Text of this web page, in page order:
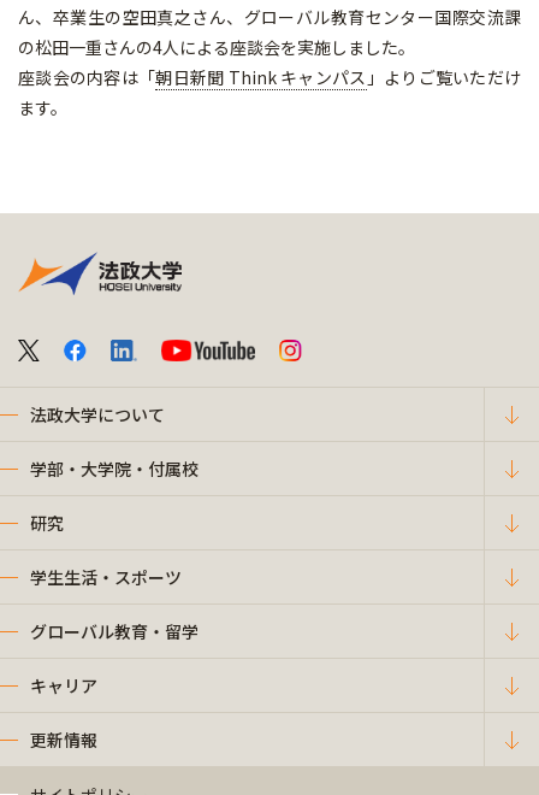
ん、卒業生の空田真之さん、グローバル教育センター国際交流課
の松田一重さんの4人による座談会を実施しました。
座談会の内容は「朝日新聞 Think キャンパス 」よりご覧いただけ
ます。
法政大学について
学部・大学院・付属校
研究
学生生活・スポーツ
グローバル教育・留学
キャリア
更新情報